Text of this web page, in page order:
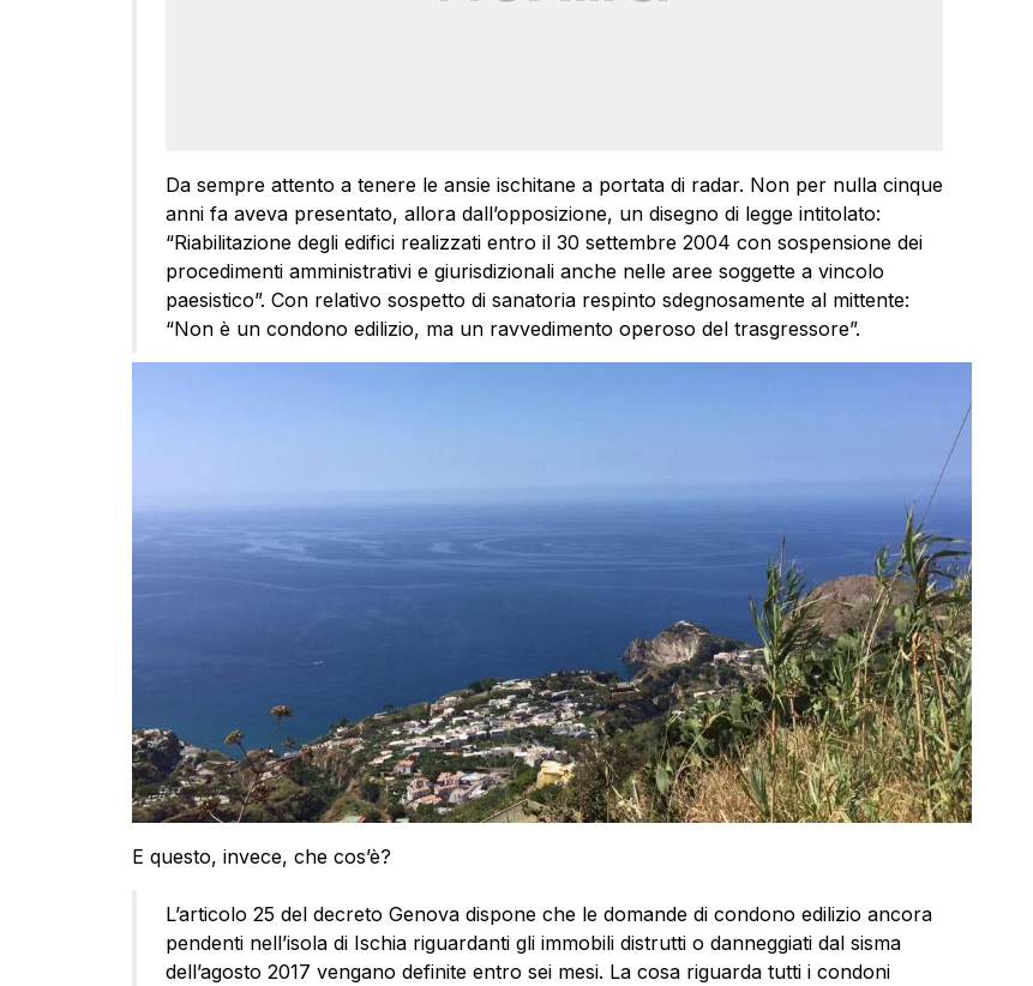
Da sempre attento a tenere le ansie ischitane a portata di radar. Non per nulla cinque
anni fa aveva presentato, allora dall’opposizione, un disegno di legge intitolato:
“Riabilitazione degli edifici realizzati entro il 30 settembre 2004 con sospensione dei
procedimenti amministrativi e giurisdizionali anche nelle aree soggette a vincolo
paesistico”. Con relativo sospetto di sanatoria respinto sdegnosamente al mittente:
“Non è un condono edilizio, ma un ravvedimento operoso del trasgressore”.
E questo, invece, che cos’è?
L’articolo 25 del decreto Genova dispone che le domande di condono edilizio ancora
pendenti nell’isola di Ischia riguardanti gli immobili distrutti o danneggiati dal sisma
dell’agosto 2017 vengano definite entro sei mesi. La cosa riguarda tutti i condoni